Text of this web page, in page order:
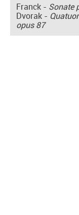
Franck - Sonate
Dvorak -
opus 87